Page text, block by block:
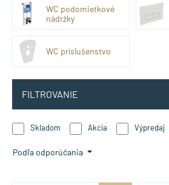
WC podomietkové
nádržky
WC príslušenstvo
FILTROVANIE
Skladom Akcia Výpredaj
Podľa odporúčania